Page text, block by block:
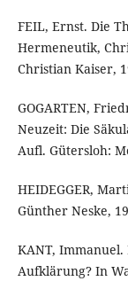
FEIL, Ernst. Die
Hermeneutik,
Christian Kaiser,
GOGARTEN,
Neuzeit: Die
Aufl. Gütersloh:
HEIDEGGER,
Günther Neske,
KANT,
Aufklärung? In